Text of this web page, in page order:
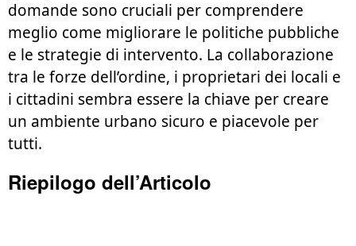
domande sono cruciali per comprendere
meglio come migliorare le politiche pubbliche
e le strategie di intervento. La collaborazione
tra le forze dell’ordine, i proprietari dei locali e
i cittadini sembra essere la chiave per creare
un ambiente urbano sicuro e piacevole per
tutti.
Riepilogo dell’Articolo